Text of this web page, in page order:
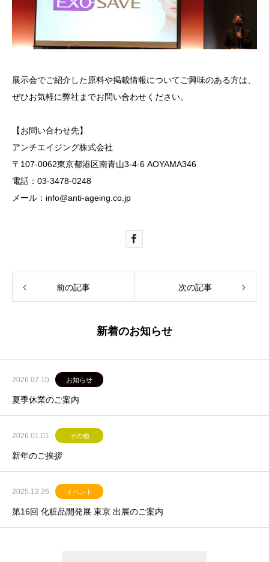
展示会でご紹介した原料や掲載情報についてご興味のある方は、
ぜひお気軽に弊社までお問い合わせください。
【お問い合わせ先】
アンチエイジング株式会社
〒107-0062東京都港区南青山3-4-6 AOYAMA346
電話：03-3478-0248
メール：info@anti-ageing.co.jp
前の記事 次の記事
新着のお知らせ
2026.07.10 お知らせ
夏季休業のご案内
2026.01.01 その他
新年のご挨拶
2025.12.26 イベント
第16回 化粧品開発展 東京 出展のご案内